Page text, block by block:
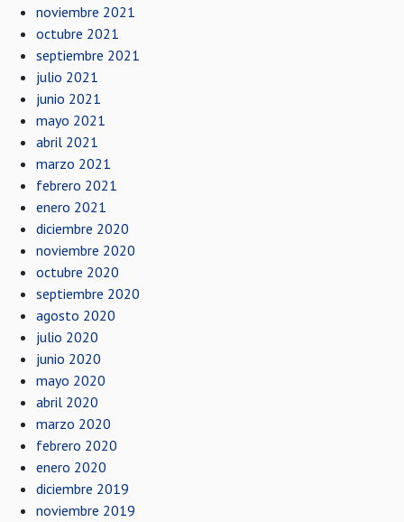
noviembre 2021
octubre 2021
septiembre 2021
julio 2021
junio 2021
mayo 2021
abril 2021
marzo 2021
febrero 2021
enero 2021
diciembre 2020
noviembre 2020
octubre 2020
septiembre 2020
agosto 2020
julio 2020
junio 2020
mayo 2020
abril 2020
marzo 2020
febrero 2020
enero 2020
diciembre 2019
noviembre 2019